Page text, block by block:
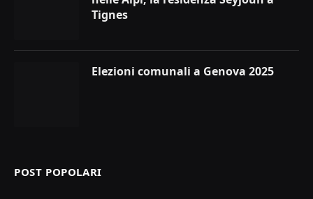
Tignes
Elezioni comunali a Genova 2025
POST POPOLARI